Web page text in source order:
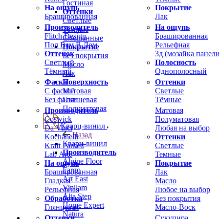
На ощупь
Брашированная
Покрытие
Лак
Производитель
Flitch Design
Пол Вам В Дом
Оттенок
Светлый
Тёмный
На ощупь
Брашированная
Рельефная
3д (мозайка
Полосность
Однополосный
Фаска
С фаской
Без фаски
Оттенки
Светлые
Тёмные
Производитель
Coswick
Da Vinci
Kochanelli
Kraft Parkett
Lab Arte
На ощупь
Брашированная
Гладкая
Рельефная
Обработка
Глянцевая
Матовая
Полуматовая
Любая на выбор
Оттенки
Светлые
Темные
Покрытие
Лак
Масло
Любое на выбор
Без покрытия
Масло-Воск
Гостиная
Оттенки
Светлые
Темные
Смешанные
Покрытие
Без покрытия
Масло
Лак
Поверхность
Матовая
Глянцевая
Полуматовая
Кварц-винил
Назад
Кварц-винил
Производитель
Alpine Floor
Fargo
Art East
Vinilam
Alta Step
Home Expert
Natura